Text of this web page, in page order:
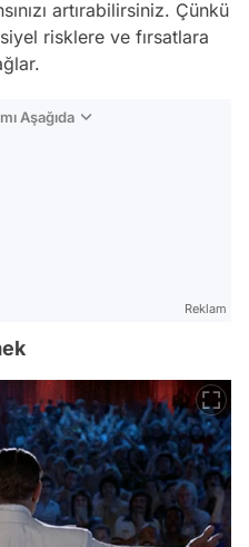
artırabilirsiniz. Çünkü
risklere ve fırsatlara
Aşağıda
Reklam